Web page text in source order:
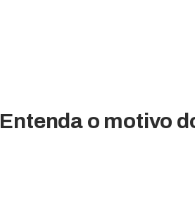
Entenda o motivo